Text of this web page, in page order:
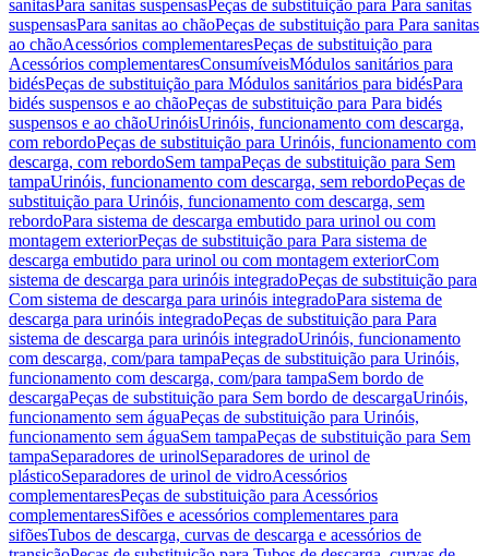
sanitasPara sanitas suspensasPeças de substituição para Para sanitas
suspensasPara sanitas ao chãoPeças de substituição para Para sanitas
ao chãoAcessórios complementaresPeças de substituição para
Acessórios complementaresConsumíveisMódulos sanitários para
bidésPeças de substituição para Módulos sanitários para bidésPara
bidés suspensos e ao chãoPeças de substituição para Para bidés
suspensos e ao chãoUrinóisUrinóis, funcionamento com descarga,
com rebordoPeças de substituição para Urinóis, funcionamento com
descarga, com rebordoSem tampaPeças de substituição para Sem
tampaUrinóis, funcionamento com descarga, sem rebordoPeças de
substituição para Urinóis, funcionamento com descarga, sem
rebordoPara sistema de descarga embutido para urinol ou com
montagem exteriorPeças de substituição para Para sistema de
descarga embutido para urinol ou com montagem exteriorCom
sistema de descarga para urinóis integradoPeças de substituição para
Com sistema de descarga para urinóis integradoPara sistema de
descarga para urinóis integradoPeças de substituição para Para
sistema de descarga para urinóis integradoUrinóis, funcionamento
com descarga, com/para tampaPeças de substituição para Urinóis,
funcionamento com descarga, com/para tampaSem bordo de
descargaPeças de substituição para Sem bordo de descargaUrinóis,
funcionamento sem águaPeças de substituição para Urinóis,
funcionamento sem águaSem tampaPeças de substituição para Sem
tampaSeparadores de urinolSeparadores de urinol de
plásticoSeparadores de urinol de vidroAcessórios
complementaresPeças de substituição para Acessórios
complementaresSifões e acessórios complementares para
sifõesTubos de descarga, curvas de descarga e acessórios de